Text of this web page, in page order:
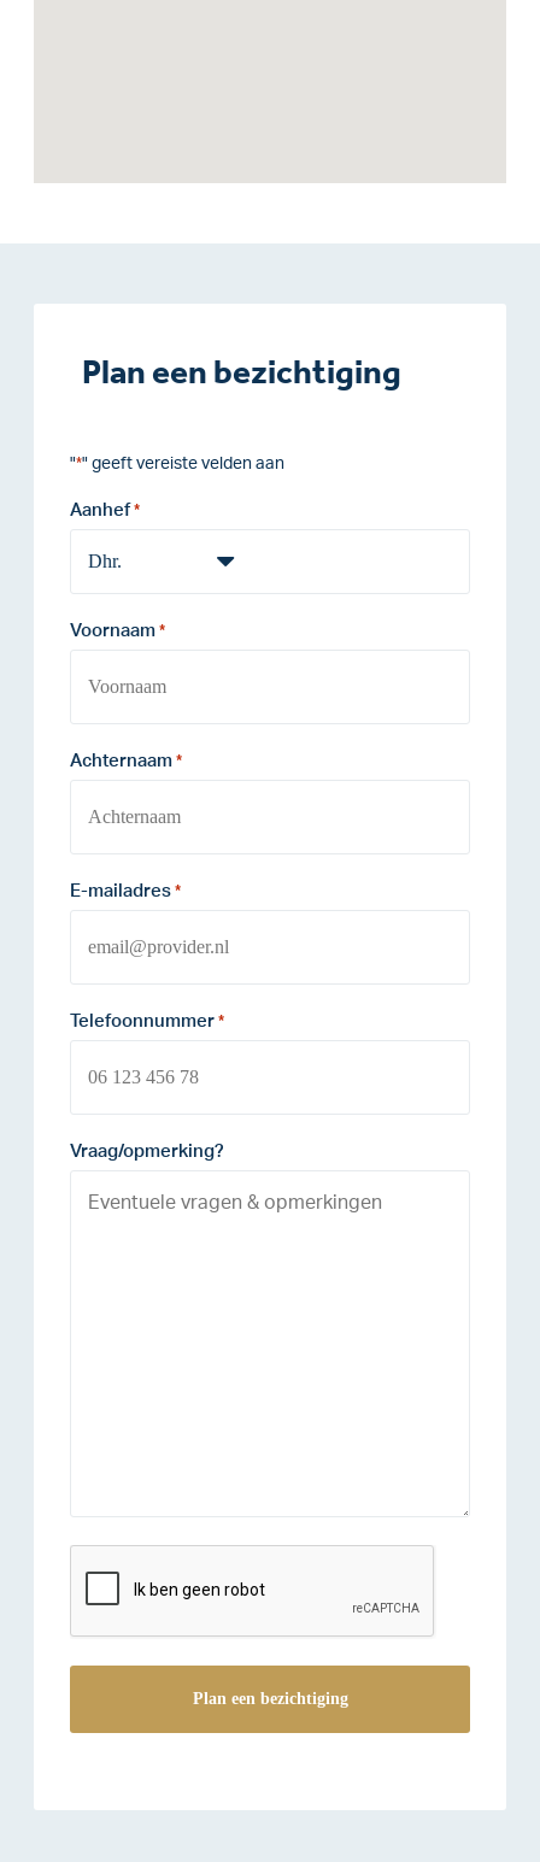
Plan een bezichtiging
"*" geeft vereiste velden aan
Aanhef *
Voornaam *
Achternaam *
E-mailadres *
Telefoonnummer *
Vraag/opmerking?